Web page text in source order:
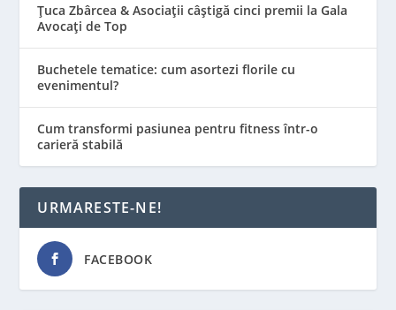
Țuca Zbârcea & Asociații câștigă cinci premii la Gala
Avocați de Top
Buchetele tematice: cum asortezi florile cu
evenimentul?
Cum transformi pasiunea pentru fitness într-o
carieră stabilă
URMARESTE-NE!
FACEBOOK